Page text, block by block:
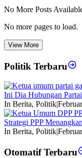
No More Posts
No more pages to load.
View More
Politik Terbaru
Ini Dia Hubungan
In Berita, Politik|
Strategi PPP
In Berita, Politik|
Otomatif Terbaru